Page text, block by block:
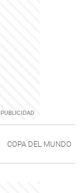
COPA DEL MUNDO